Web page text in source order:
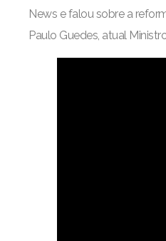
News e falou sobre a
Paulo Guedes, atual